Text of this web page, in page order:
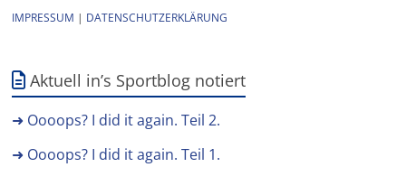
IMPRESSUM | DATENSCHUTZERKLÄRUNG
Aktuell in’s Sportblog notiert
➜ Oooops? I did it again. Teil 2.
➜ Oooops? I did it again. Teil 1.